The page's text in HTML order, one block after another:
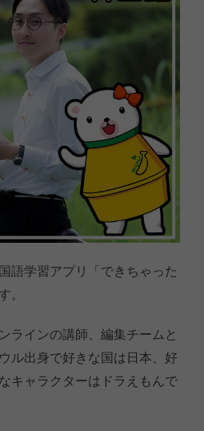
語学習アプリ「できちゃった
。
ラインの講師、編集チームと
ル出身で好きな国は日本、好
キャラクターはドラえもんで